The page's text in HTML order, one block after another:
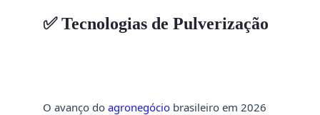
✅ Tecnologias de Pulverização
O avanço do agronegócio brasileiro em 2026